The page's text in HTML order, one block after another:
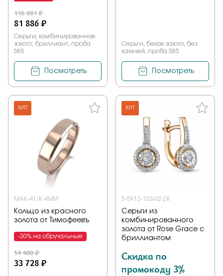
116 981 ₽
81 886 ₽
Серьги, комбинированное
золото, бриллиант, проба
585
Посмотреть
Серьги, белое золото, без
камней, проба 585
Посмотреть
ХИТ
МАК-41/К 4ММ
Кольцо из красного
золота от Тимофеевъ
-30% на обручальные
54 400 ₽
33 728 ₽
ХИТ
5-5913-103И2-2К
Серьги из
комбинированного
золота от Rose Grace с
бриллиантом
Скидка по
промокоду 3%